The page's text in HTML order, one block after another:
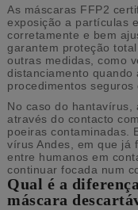
As máscaras FFP2
exposição a partículas
corretamente e bem
garantem proteção
outras medidas, como
distanciamento quando
procedimentos seguros
No caso do hantavírus,
através do contacto
poeiras contaminadas.
vírus Andes, em que já
entre humanos em
continuar focada num
Qual é a
máscara